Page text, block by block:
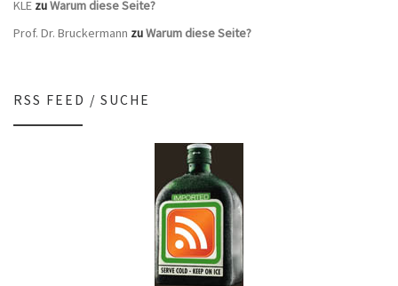
KLE zuWarum diese Seite?
Prof. Dr. Bruckermann zuWarum diese Seite?
RSS FEED / SUCHE